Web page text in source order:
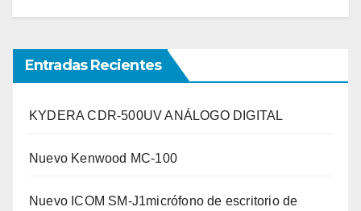
Entradas Recientes
KYDERA CDR-500UV ANÁLOGO DIGITAL
Nuevo Kenwood MC-100
Nuevo ICOM SM-J1micrófono de escritorio de